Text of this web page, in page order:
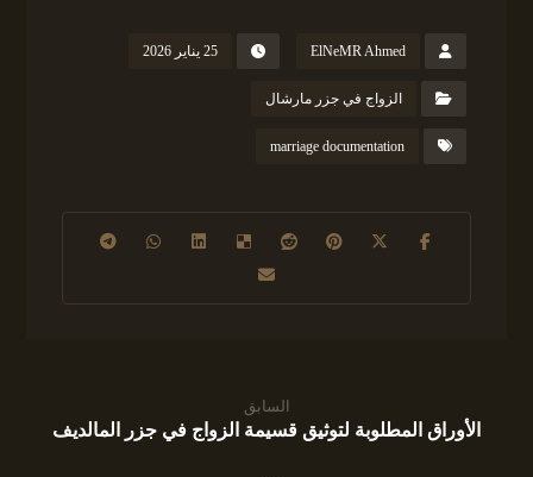
ElNeMR Ahmed 25 يناير 2026
الزواج في جزر مارشال
marriage documentation
السابق
الأوراق المطلوبة لتوثيق قسيمة الزواج في جزر المالديف